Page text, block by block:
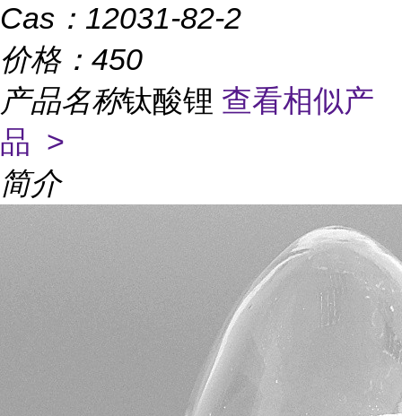
Cas： 12031-82-2
价格： 450
产品名称钛酸锂 查看相似产
品 >
简介